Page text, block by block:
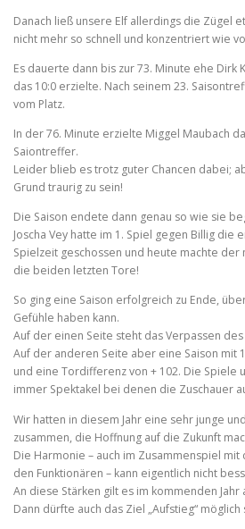
Danach ließ unsere Elf allerdings die Zügel
nicht mehr so schnell und konzentriert wie
Es dauerte dann bis zur 73. Minute ehe Dirk
das 10:0 erzielte. Nach seinem 23.
vom Platz.
In der 76. Minute erzielte Miggel Maubach
Saiontreffer.
Leider blieb es trotz guter Chancen dabei;
Grund traurig zu sein!
Die Saison endete dann genau so wie sie
Joscha Vey hatte im 1. Spiel gegen Billig
Spielzeit geschossen und heute machte der
die beiden letzten Tore!
So ging eine Saison erfolgreich zu Ende,
Gefühle haben kann.
Auf der einen Seite steht das Verpassen
Auf der anderen Seite aber eine Saison mit
und eine Tordifferenz von + 102. Die Spiele
immer Spektakel bei denen die Zuschauer
Wir hatten in diesem Jahr eine sehr junge
zusammen, die Hoffnung auf die Zukunft
Die Harmonie – auch im Zusammenspiel mit
den Funktionären – kann eigentlich nicht
An diese Stärken gilt es im kommenden Jahr
Dann dürfte auch das Ziel „Aufstieg“ möglich